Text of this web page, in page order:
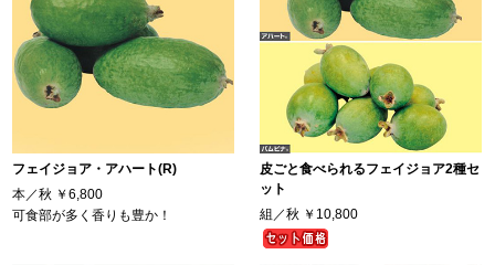
フェイジョア・アハート(R)
本／秋 ￥6,800
可食部が多く香りも豊か！
皮ごと食べられるフェイジョア2種セ
ット
組／秋 ￥10,800